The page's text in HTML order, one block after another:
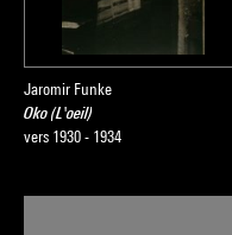
Jaromir Funke
Oko (L'oeil)
vers 1930 - 1934